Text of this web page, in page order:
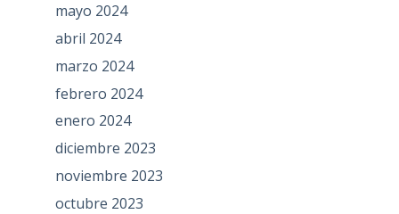
mayo 2024
abril 2024
marzo 2024
febrero 2024
enero 2024
diciembre 2023
noviembre 2023
octubre 2023